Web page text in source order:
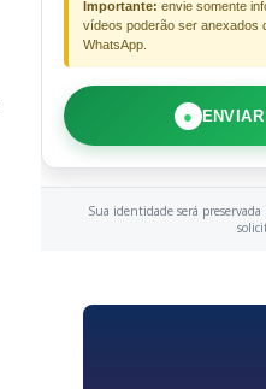
Importante: envie somente
vídeos poderão ser anexados
WhatsApp.
●
Sua identidade será